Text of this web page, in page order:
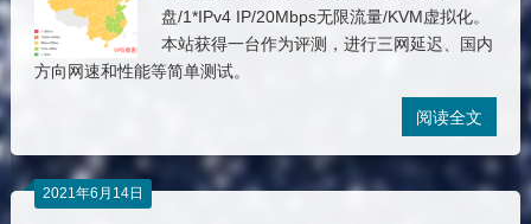
盘/1*IPv4 IP/20Mbps无限流量/KVM虚拟化。
本站获得一台作为评测，进行三网延迟、国内
方向网速和性能等简单测试。
阅读全文
2021年6月14日